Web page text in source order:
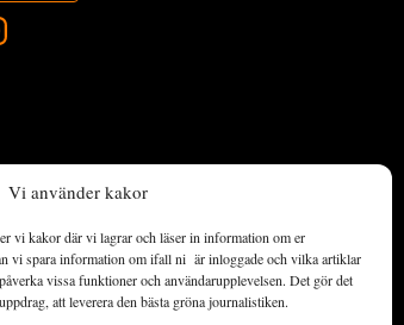
Vi använder kakor
vi kakor där vi lagrar och läser in information om er
vi spara information om ifall ni är inloggade och vilka artiklar
vissa funktioner och användarupplevelsen. Det gör det
att leverera den bästa gröna journalistiken.